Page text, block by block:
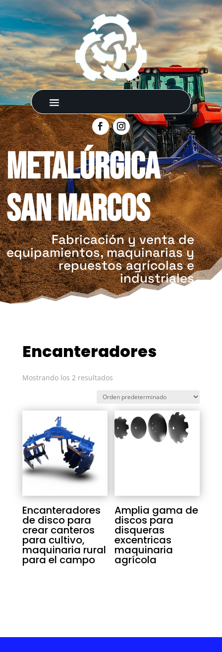
metalúrgica
San Marcos
Fabricación y venta de
equipamientos, maquinarias y
repuestos agrícolas e
industriales
Encanteradores
Mostrando los 2 resultados
Encanteradores
de disco para
crear canteros
para cultivo,
maquinaria rural
para el campo
Amplia gama de
discos para
disqueras
excentricas
maquinaria
agrícola